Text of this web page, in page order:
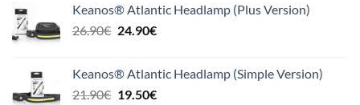
41.90€.είναι:
39.90€.
Keanos® Atlantic Headlamp (Plus Version)
26.90€ Original
26.90€.
24.90€Η
είναι:
24.90€.
Keanos® Atlantic Headlamp (Simple Version)
21.90€ Original
19.50€Η